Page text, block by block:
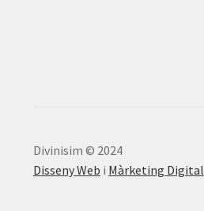
Divinisim © 2024
Disseny Web i Màrketing Digital